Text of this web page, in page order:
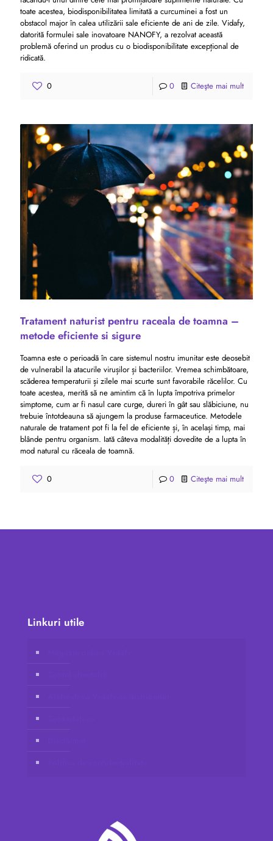
toate acestea, biodisponibilitatea limitată a curcuminei a fost un
obstacol major în calea utilizării sale eficiente de ani de zile. Vidafy,
datorită formulei sale inovatoare NANOFY, a rezolvat această
problemă oferind un produs cu o biodisponibilitate excepțional de
ridicată.
0 0 Citeşte mai mult
Tratament naturist pentru raceala de toamna –
metode eficiente si sigure
Toamna este o perioadă în care sistemul nostru imunitar este deosebit
de vulnerabil la atacurile virușilor și bacteriilor. Vremea schimbătoare,
scăderea temperaturii și zilele mai scurte sunt favorabile răcelilor. Cu
toate acestea, merită să ne amintim că în lupta împotriva primelor
simptome, cum ar fi nasul care curge, dureri în gât sau slăbiciune, nu
trebuie întotdeauna să ajungem la produse farmaceutice. Metodele
naturale de tratament pot fi la fel de eficiente și, în același timp, mai
blânde pentru organism. Iată câteva modalități dovedite de a lupta în
mod natural cu răceala de toamnă.
0 0 Citeşte mai mult
Linkuri utile